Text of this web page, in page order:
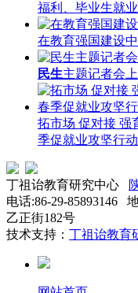
福利、毕业生就
在教育强国建设
民生主题记者会
拓市场 促对接 强
季促就业攻坚行动
丁祖诒教育研究中心
电话:86-29-85893146
乙正街182号
技术支持： 丁祖诒教育